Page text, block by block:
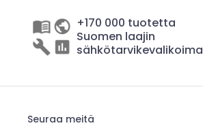
+170 000 tuotetta
Suomen laajin
sähkötarvikevalikoima
Seuraa meitä